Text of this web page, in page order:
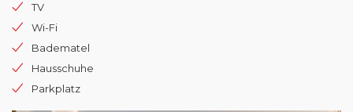
TV
Wi-Fi
Badematel
Hausschuhe
Parkplatz